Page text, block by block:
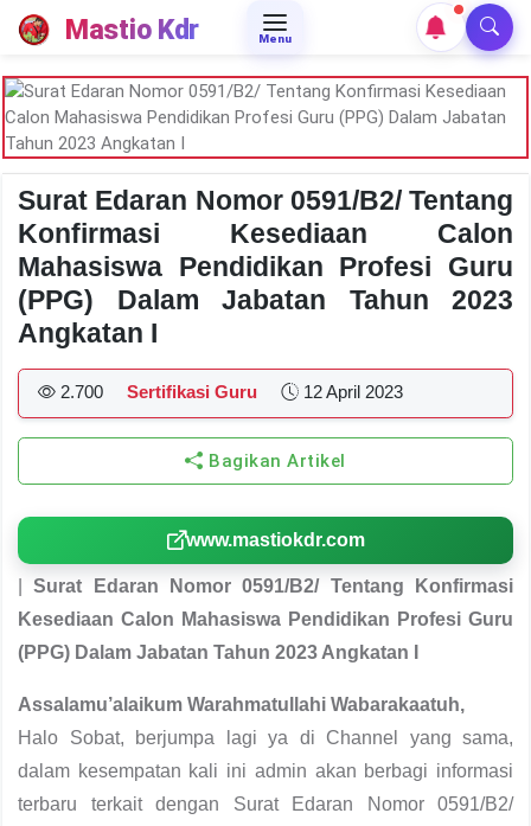
Mastio Kdr Menu
Surat Edaran Nomor 0591/B2/ Tentang
Konfirmasi Kesediaan Calon
Mahasiswa Pendidikan Profesi Guru
(PPG) Dalam Jabatan Tahun 2023
Angkatan I
2.700 Sertifikasi Guru 12 April 2023
Bagikan Artikel
www.mastiokdr.com
|Surat Edaran Nomor 0591/B2/ Tentang Konfirmasi
Kesediaan Calon Mahasiswa Pendidikan Profesi Guru
(PPG) Dalam Jabatan Tahun 2023 Angkatan I
Assalamu’alaikum Warahmatullahi Wabarakaatuh,
Halo Sobat, berjumpa lagi ya di Channel yang sama,
dalam kesempatan kali ini admin akan berbagi informasi
terbaru terkait dengan Surat Edaran Nomor 0591/B2/